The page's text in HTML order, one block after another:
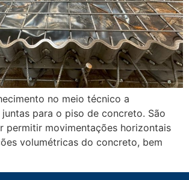
no meio técnico a
para o piso de concreto. São
permitir movimentações horizontais
volumétricas do concreto, bem